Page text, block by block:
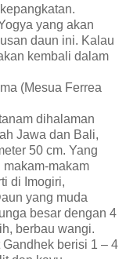
yang akan
daun ini. Kalau
kembali dalam
(Mesua Ferrea
dihalaman
Jawa dan Bali,
50 cm. Yang
makam
di Imogiri,
yang muda
besar dengan 4
berbau wangi.
berisi 1 – 4